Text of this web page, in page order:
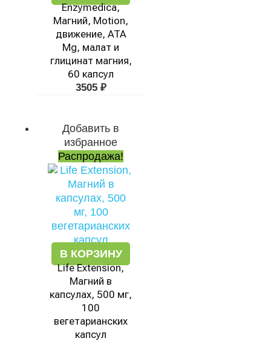
Enzymedica,
Магний, Motion,
движение, ATA
Mg, малат и
глицинат магния,
60 капсул
3505 ₽
Добавить в
избранное
Распродажа!
В КОРЗИНУ
Life Extension,
Магний в
капсулах, 500 мг,
100
вегетарианских
капсул
Первоначальная
цена
составляла
1942 ₽.
888 ₽.